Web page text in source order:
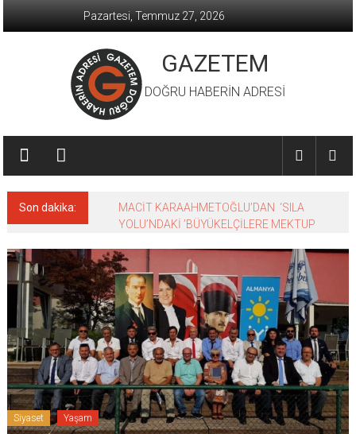
Pazartesi, Temmuz 27, 2026
GAZETEM
DOĞRU HABERİN ADRESİ
Son dakika:
MACİT KARAAHMETOĞLU’DAN ‘SILA
YOLU’NDAKİ ’BÜYÜKELÇİLERE MEKTUP
Siyaset Yaşam